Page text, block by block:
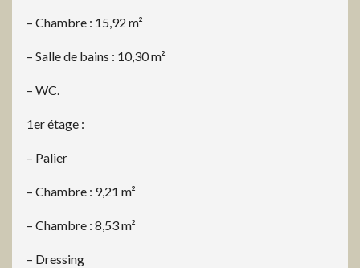
– Chambre : 15,92 m²
– Salle de bains : 10,30 m²
– WC.
1er étage :
– Palier
– Chambre : 9,21 m²
– Chambre : 8,53 m²
– Dressing